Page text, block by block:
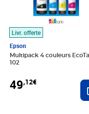
Livr. offerte
Epson
Multipack 4 couleurs
102
49,12€